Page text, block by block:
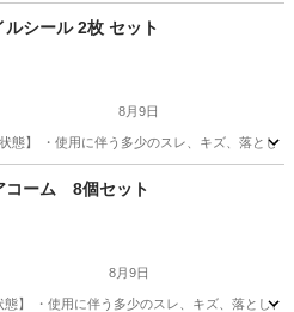
シール 2枚 セット
8月9日
態】 ・使用に伴う多少のスレ、キズ、落と
ネイルシール
コーム 8個セット
8月9日
】 ・使用に伴う多少のスレ、キズ、落とし